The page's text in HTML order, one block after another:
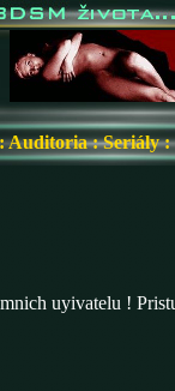
:Auditoria:Seriály:
uyivatelu !